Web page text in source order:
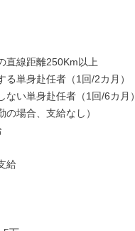
直線距離250Km以上
る単身赴任者（1回/2カ月）
ない単身赴任者（1回/6カ月）
の場合、支給なし）
給